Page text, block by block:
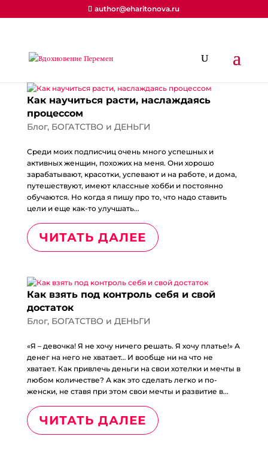
author@eharitonova.ru
Как научиться расти, наслаждаясь
процессом
Блог, БОГАТСТВО и ДЕНЬГИ
Среди моих подписчиц очень много успешных и
активных женщин, похожих на меня. Они хорошо
зарабатывают, красотки, успевают и на работе, и дома,
путешествуют, имеют классные хобби и постоянно
обучаются. Но когда я пишу про то, что надо ставить
цели и еще как-то улучшать...
ЧИТАТЬ ДАЛЕЕ
Как взять под контроль себя и свой
достаток
Блог, БОГАТСТВО и ДЕНЬГИ
«Я – девочка! Я не хочу ничего решать. Я хочу платье!» А
денег на него не хватает… И вообще ни на что не
хватает. Как привлечь деньги на свои хотелки и мечты в
любом количестве? А как это сделать легко и по-
женски, не ставя при этом свои мечты и развитие в...
ЧИТАТЬ ДАЛЕЕ